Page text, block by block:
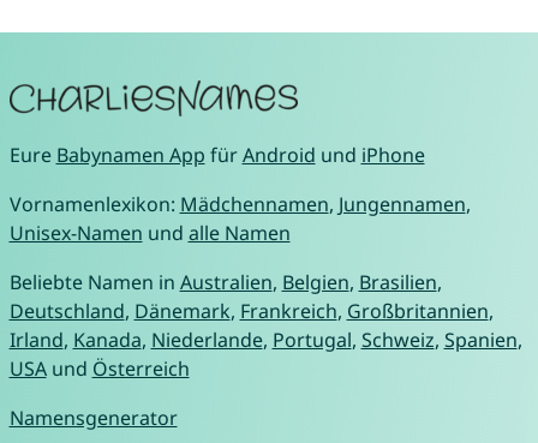
Eure Babynamen App fürAndroid und iPhone
Vornamenlexikon: Mädchennamen, Jungennamen,
Unisex-Namen und alle Namen
Beliebte Namen in Australien, Belgien, Brasilien,
Deutschland, Dänemark, Frankreich, Großbritannien,
Irland, Kanada, Niederlande, Portugal, Schweiz, Spanien,
USAund Österreich
Namensgenerator